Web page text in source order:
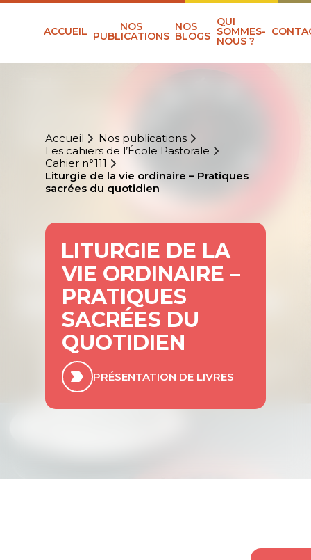
ACCUEIL NOS
PUBLICATIONS
NOS
BLOGS
QUI
SOMMES-
NOUS ?
Accueil
Nos publications
Les cahiers de l’École Pastorale
Cahier n°111
Liturgie de la vie ordinaire – Pratiques
sacrées du quotidien
LITURGIE DE LA
VIE ORDINAIRE –
PRATIQUES
SACRÉES DU
QUOTIDIEN
PRÉSENTATION DE LIVRES